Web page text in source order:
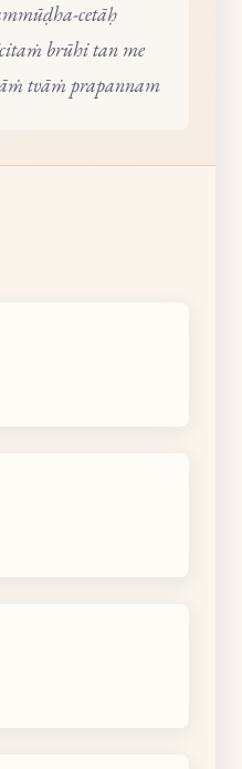
cetāḥ
brūhi tan me
tvāṁ prapannam